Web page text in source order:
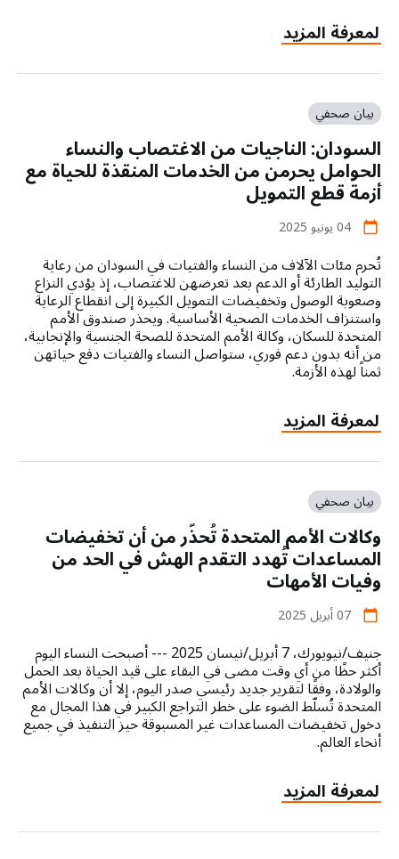
لمعرفة المزيد
about
صندوق
الأمم
للسكان:
تخفيضات
التمويل
تقوض
الأنظمة
الخاص
بصحة
الأمهات
في
جميع
أنحاء
العالم،
مما
يعرض
الملايين
للخطر.
بيان صحفي
السودان: الناجيات من الاغتصاب والنساء
الحوامل يحرمن من الخدمات المنقذة للحياة مع
أزمة قطع التمويل
calendar_today 04 يونيو 2025
تُحرم مئات الآلاف من النساء والفتيات في السودان من رعاية
التوليد الطارئة أو الدعم بعد تعرضهن للاغتصاب، إذ يؤدي النزاع
وصعوبة الوصول وتخفيضات التمويل الكبيرة إلى انقطاع الرعاية
واستنزاف الخدمات الصحية الأساسية. ويحذر صندوق الأمم
المتحدة للسكان، وكالة الأمم المتحدة للصحة الجنسية والإنجابية،
من أنه بدون دعم فوري، ستواصل النساء والفتيات دفع حياتهن
ثمناً لهذه الأزمة.
لمعرفة المزيد
about
السودان:
الناجيات
الاغتصاب
والنساء
الحوامل
يحرمن
من
الخدمات
المنقذة
مع
أزمة
قطع
التمويل
بيان صحفي
وكالات الأمم المتحدة تُحذّر من أن تخفيضات
المساعدات تُهدد التقدم الهش في الحد من
وفيات الأمهات
calendar_today 07 أبريل 2025
جنيف/نيويورك، 7 أبريل/نيسان 2025 --- أصبحت النساء اليوم
أكثر حظًا من أي وقت مضى في البقاء على قيد الحياة بعد الحمل
والولادة، وفقًا لتقرير جديد رئيسي صدر اليوم، إلا أن وكالات الأمم
المتحدة تُسلّط الضوء على خطر التراجع الكبير في هذا المجال مع
دخول تخفيضات المساعدات غير المسبوقة حيز التنفيذ في جميع
أنحاء العالم.
لمعرفة المزيد
about
وكالات
الأمم